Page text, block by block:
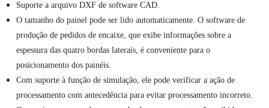
Suporte a arquivo DXF de software CAD.
O tamanho do painel pode ser lido automaticamente. O software de
produção de pedidos de encaixe, que exibe informações sobre a
espessura das quatro bordas laterais, é conveniente para o
posicionamento dos painéis.
Com suporte à função de simulação, ele pode verificar a ação de
processamento com antecedência para evitar processamento incorreto.